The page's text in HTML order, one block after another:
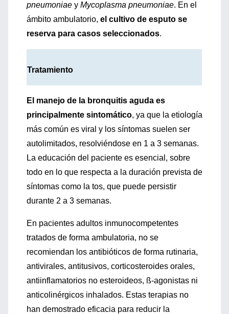
pneumoniae y Mycoplasma pneumoniae. En el
ámbito ambulatorio, el cultivo de esputo se
reserva para casos seleccionados.
Tratamiento
El manejo de la bronquitis aguda es
principalmente sintomático, ya que la etiología
más común es viral y los síntomas suelen ser
autolimitados, resolviéndose en 1 a 3 semanas.
La educación del paciente es esencial, sobre
todo en lo que respecta a la duración prevista de
síntomas como la tos, que puede persistir
durante 2 a 3 semanas.
En pacientes adultos inmunocompetentes
tratados de forma ambulatoria, no se
recomiendan los antibióticos de forma rutinaria,
antivirales, antitusivos, corticosteroides orales,
antiinflamatorios no esteroideos, ß-agonistas ni
anticolinérgicos inhalados. Estas terapias no
han demostrado eficacia para reducir la